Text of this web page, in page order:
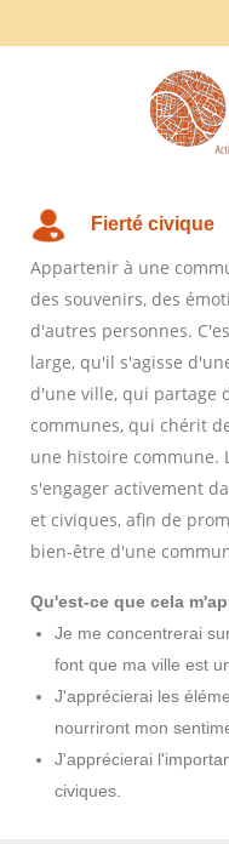
Fierté civique
Appartenir à une
des souvenirs, des
d'autres personnes.
large, qu'il s'agisse
d'une ville, qui partage
communes, qui chérit
une histoire commune.
s'engager activement
et civiques, afin de
bien-être d'une
Qu'est-ce que cela
Je me concentrerai
font que ma ville est
J'apprécierai les
nourriront mon
J'apprécierai
civiques.